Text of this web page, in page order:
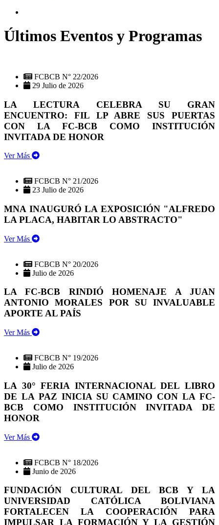
Últimos Eventos y Programas
FCBCB N° 22/2026
29 Julio de 2026
LA LECTURA CELEBRA SU GRAN
ENCUENTRO: FIL LP ABRE SUS PUERTAS
CON LA FC-BCB COMO INSTITUCIÓN
INVITADA DE HONOR
Ver Más
FCBCB N° 21/2026
23 Julio de 2026
MNA INAUGURÓ LA EXPOSICIÓN "ALFREDO
LA PLACA, HABITAR LO ABSTRACTO"
Ver Más
FCBCB N° 20/2026
Julio de 2026
LA FC-BCB RINDIÓ HOMENAJE A JUAN
ANTONIO MORALES POR SU INVALUABLE
APORTE AL PAÍS
Ver Más
FCBCB N° 19/2026
Julio de 2026
LA 30° FERIA INTERNACIONAL DEL LIBRO
DE LA PAZ INICIA SU CAMINO CON LA FC-
BCB COMO INSTITUCIÓN INVITADA DE
HONOR
Ver Más
FCBCB N° 18/2026
Junio de 2026
FUNDACIÓN CULTURAL DEL BCB Y LA
UNIVERSIDAD CATÓLICA BOLIVIANA
FORTALECEN LA COOPERACIÓN PARA
IMPULSAR LA FORMACIÓN Y LA GESTIÓN